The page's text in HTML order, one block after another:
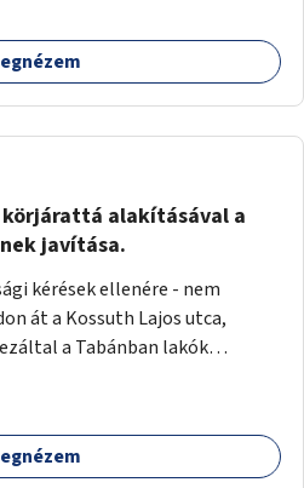
alakításával a
javítása.
kérések ellenére - nem
át a Kossuth Lajos utca,
a Tabánban lakók
ahol iskola és óvoda is van a
lenne, ha a 178-as